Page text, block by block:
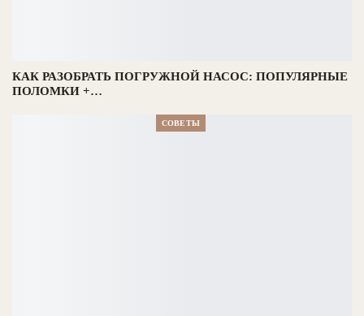
КАК РАЗОБРАТЬ ПОГРУЖНОЙ НАСОС: ПОПУЛЯРНЫЕ
ПОЛОМКИ +…
СОВЕТЫ